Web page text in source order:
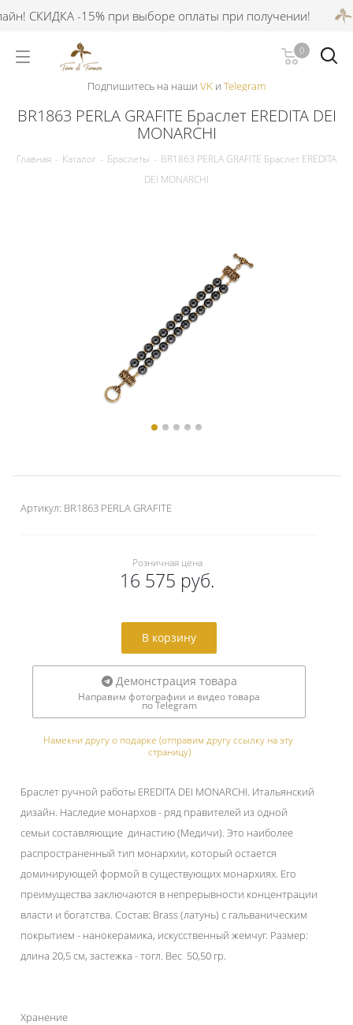
СКИДКА -15% при выборе оплаты при получении!
0
Подпишитесь на наши VK и Telegram
BR1863 PERLA GRAFITE Браслет EREDITA DEI
MONARCHI
Главная - Каталог - Браслеты - BR1863 PERLA GRAFITE Браслет EREDITA
DEI MONARCHI
Артикул: BR1863 PERLA GRAFITE
Розничная цена
16 575 руб.
В корзину
Демонстрация товара
Направим фотографии и видео товара
по Telegram
Намекни другу о подарке (отправим другу ссылку на эту
страницу)
Браслет ручной работы EREDITA DEI MONARCHI. Итальянский
дизайн. Наследие монархов - ряд правителей из одной
семьи составляющие династию (Медичи). Это наиболее
распространенный тип монархии, который остается
доминирующей формой в существующих монархиях. Его
преимущества заключаются в непрерывности концентрации
власти и богатства. Состав: Brass (латунь) c гальваническим
покрытием - нанокерамика, искусственный жемчуг. Размер:
длина 20,5 см, застежка - тогл. Вес 50,50 гр.
Хранение